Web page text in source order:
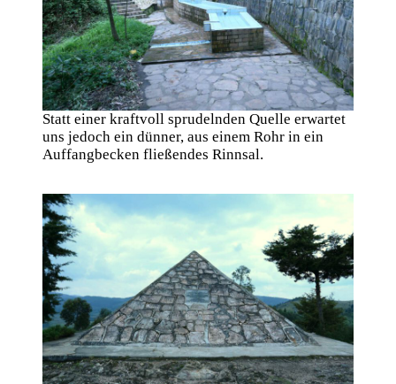
Statt einer kraftvoll sprudelnden Quelle erwartet
uns jedoch ein dünner, aus einem Rohr in ein
Auffangbecken fließendes Rinnsal.